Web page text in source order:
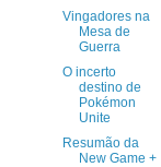
Vingadores na
Mesa de
Guerra
O incerto
destino de
Pokémon
Unite
Resumão da
New Game +